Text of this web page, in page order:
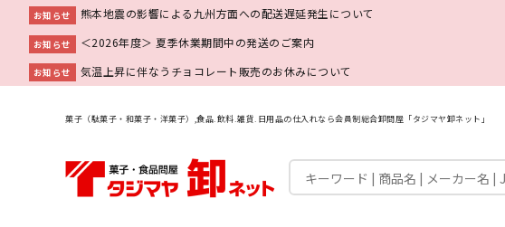
お知らせ 熊本地震の影響による九州方面への配送遅延発生について
お知らせ ＜2026年度＞ 夏季休業期間中の発送のご案内
お知らせ 気温上昇に伴なうチョコレート販売のお休みについて
菓子（駄菓子・和菓子・洋菓子）,食品.飲料.雑貨.日用品の仕入れなら会員制総合卸問屋「タジマヤ卸ネット」